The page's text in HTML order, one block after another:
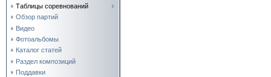
Таблицы соревнований
Обзор партий
Видео
Фотоальбомы
Каталог статей
Раздел композиций
Поддавки